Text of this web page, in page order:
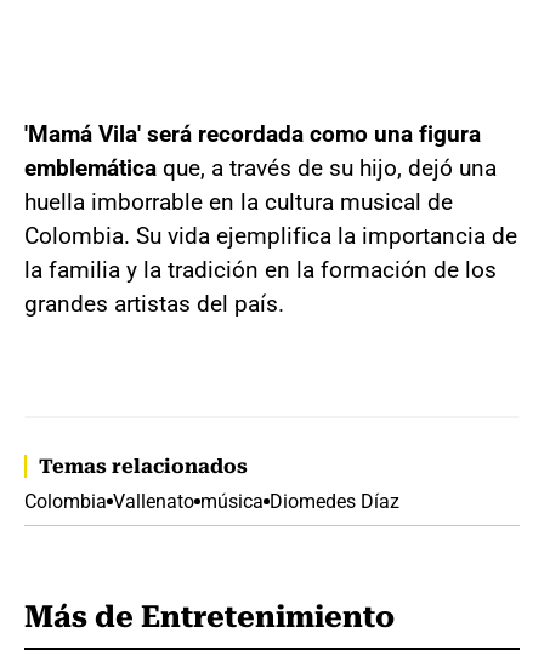
'Mamá Vila' será recordada como una figura
emblemática que, a través de su hijo, dejó una
huella imborrable en la cultura musical de
Colombia. Su vida ejemplifica la importancia de
la familia y la tradición en la formación de los
grandes artistas del país.
Temas relacionados
Colombia Vallenato música Diomedes Díaz
Más de Entretenimiento